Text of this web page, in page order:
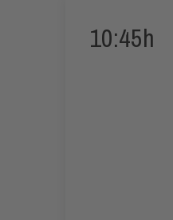
10:45h